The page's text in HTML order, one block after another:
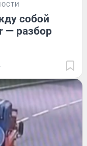
собой
— разбор